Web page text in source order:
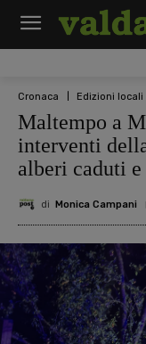
Cronaca Edizioni locali
Maltempo a
interventi
alberi caduti
di Monica Campani